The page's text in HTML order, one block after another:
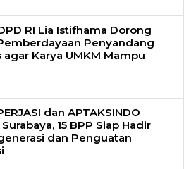
RI Lia Istifhama Dorong
Penyandang
agar Karya UMKM Mampu
dan APTAKSINDO
15 BPP Siap Hadir
dan Penguatan